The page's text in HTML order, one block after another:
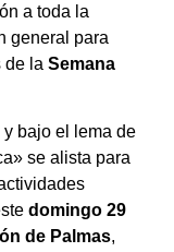
a toda la
general para
de la Semana
bajo el lema de
se alista para
domingo 29
de Palmas,